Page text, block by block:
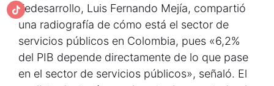
Fedesarrollo, Luis Fernando Mejía, compartió
una radiografía de cómo está el sector de
servicios públicos en Colombia, pues «6,2%
del PIB depende directamente de lo que pase
en el sector de servicios públicos», señaló. El